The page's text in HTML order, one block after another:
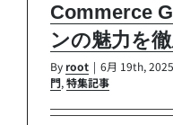
Commerce
ンの魅力を徹
By root | 6月 19th, 2025
門,特集記事